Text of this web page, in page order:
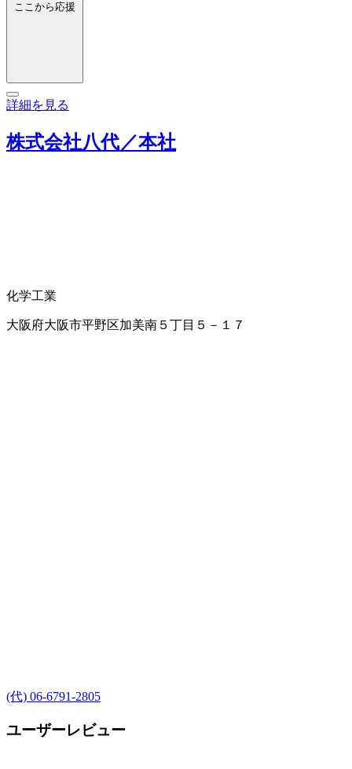
ここから応援
詳細を見る
株式会社八代／本社
化学工業
大阪府大阪市平野区加美南５丁目５－１７
(代) 06-6791-2805
ユーザーレビュー